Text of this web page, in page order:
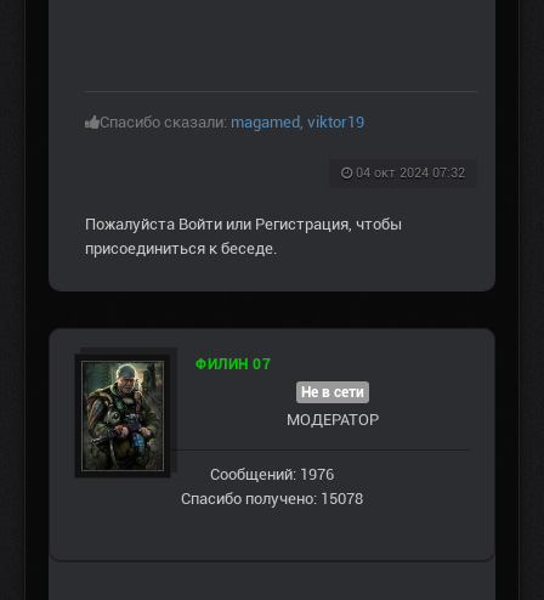
Спасибо сказали: magamed viktor19
04 окт 2024 07:32
Пожалуйста Войти или Регистрация , чтобы
присоединиться к беседе.
ФИЛИН 07
Не в сети
МОДЕРАТОР
Сообщений: 1976
Спасибо получено: 15078